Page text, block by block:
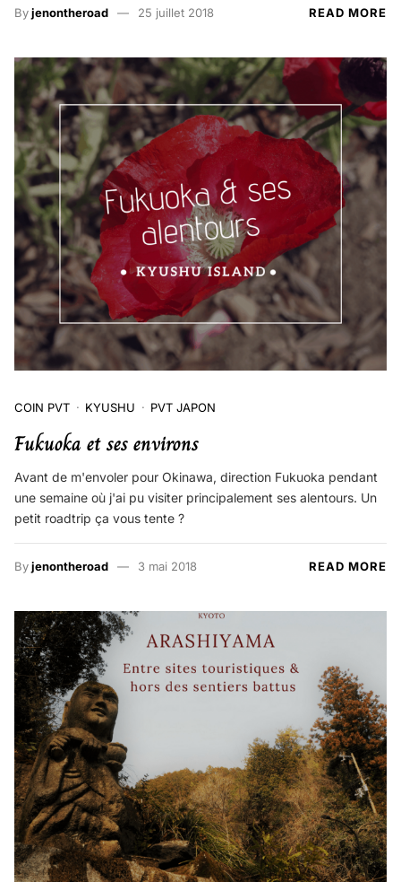
Byjenontheroad 25 juillet 2018 READ MORE
COIN PVT KYUSHU PVT JAPON
Fukuoka et ses environs
Avant de m'envoler pour Okinawa, direction Fukuoka pendant
une semaine où j'ai pu visiter principalement ses alentours. Un
petit roadtrip ça vous tente ?
Byjenontheroad 3 mai 2018 READ MORE